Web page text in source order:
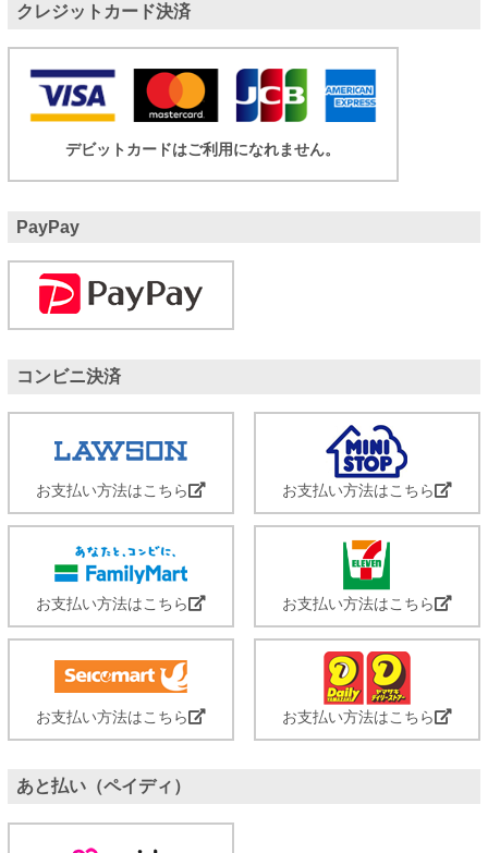
クレジットカード決済
デビットカードはご利用になれません。
PayPay
コンビニ決済
お支払い方法はこちら お支払い方法はこちら
お支払い方法はこちら お支払い方法はこちら
お支払い方法はこちら お支払い方法はこちら
あと払い（ペイディ）